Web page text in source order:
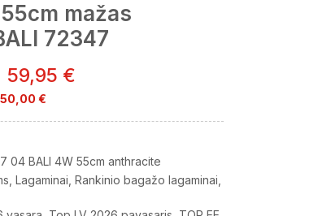
55cm mažas
72347
59,95 €
50,00 €
04 BALI 4W 55cm anthracite
Lagaminai Rankinio bagažo lagaminai